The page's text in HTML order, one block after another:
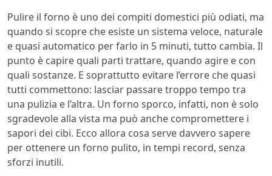
Pulire il forno è uno dei compiti domestici più odiati, ma
quando si scopre che esiste un sistema veloce, naturale
e quasi automatico per farlo in 5 minuti, tutto cambia. Il
punto è capire quali parti trattare, quando agire e con
quali sostanze. E soprattutto evitare l’errore che quasi
tutti commettono: lasciar passare troppo tempo tra
una pulizia e l’altra. Un forno sporco, infatti, non è solo
sgradevole alla vista ma può anche compromettere i
sapori dei cibi. Ecco allora cosa serve davvero sapere
per ottenere un forno pulito, in tempi record, senza
sforzi inutili.